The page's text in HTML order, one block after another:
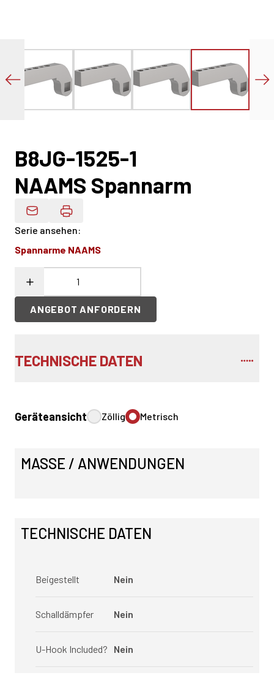
B8JG-1525-1
NAAMS Spannarm
Produktdaten Per E-Mail
Serie ansehen:
Spannarme NAAMS
ANGEBOT ANFORDERN
TECHNISCHE DATEN
Geräteansicht Zöllig Metrisch
MASSE / ANWENDUNGEN
TECHNISCHE DATEN
Beigestellt Nein
Schalldämpfer Nein
U-Hook Included? Nein